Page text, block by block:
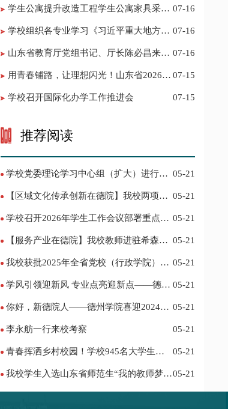
07-16
07-16
07-16
我校举行
07-15
学校召开国际化办学工作推进会 07-15
推荐阅读
学校党委理论学习中心组（扩大）进行集
05-21
【区域文化传承创新在德院】我校两项作
教育优秀名单
05-21
学校召开2026年学生工作会议部署重点工
05-21
【服务产业在德院】我校教师进驻希森博
05-21
我校获批2025年全省党校（行政学院）系
05-21
学风引领迎新风 专业点亮迎新点——德州
05-21
你好，新德院人——德州学院喜迎2024级
05-21
李永舫一行来校考察 05-21
青春挥洒乡村校园！学校945名大学生赴
05-21
我校学生入选山东省师范生“我的教师梦”
05-21